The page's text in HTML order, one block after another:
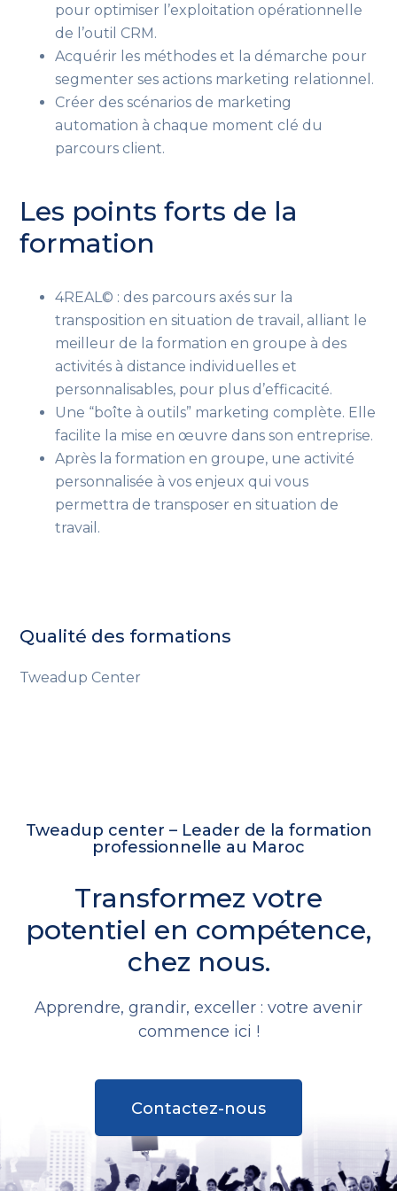
pour optimiser l’exploitation opérationnelle
de l’outil CRM.
Acquérir les méthodes et la démarche pour
segmenter ses actions marketing relationnel.
Créer des scénarios de marketing
automation à chaque moment clé du
parcours client.
Les points forts de la
formation
4REAL© : des parcours axés sur la
transposition en situation de travail, alliant le
meilleur de la formation en groupe à des
activités à distance individuelles et
personnalisables, pour plus d’efficacité.
Une “boîte à outils” marketing complète. Elle
facilite la mise en œuvre dans son entreprise.
Après la formation en groupe, une activité
personnalisée à vos enjeux qui vous
permettra de transposer en situation de
travail.
Qualité des formations
Tweadup Center
Tweadup center – Leader de la formation
professionnelle au Maroc
Transformez votre
potentiel en compétence,
chez nous.
Apprendre, grandir, exceller : votre avenir
commence ici !
Contactez-nous